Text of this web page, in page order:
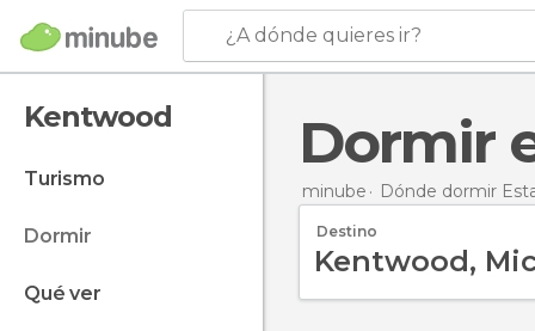
¿A dónde quieres ir?
Kentwood
turismo
dormir
qué ver
minube Dónde dormir
Destino